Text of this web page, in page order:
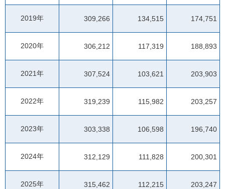
2019年 309,266 134,515 174,751
2020年 306,212 117,319 188,893
2021年 307,524 103,621 203,903
2022年 319,239 115,982 203,257
2023年 303,338 106,598 196,740
2024年 312,129 111,828 200,301
2025年 315,462 112,215 203,247